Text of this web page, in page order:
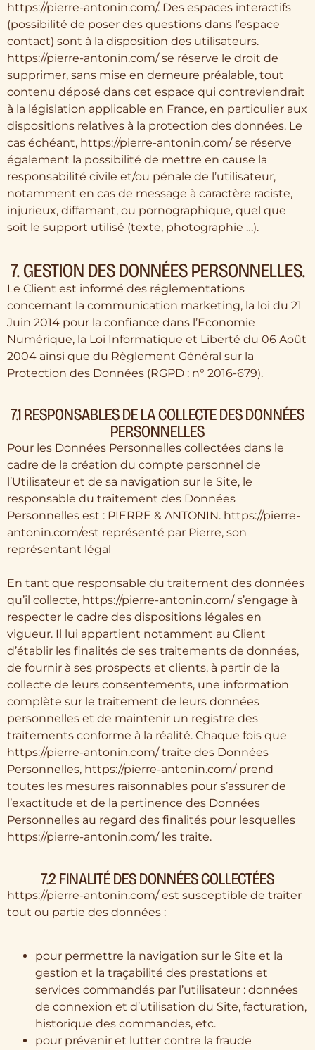
https://pierre-antonin.com/. Des espaces interactifs
(possibilité de poser des questions dans l’espace
contact) sont à la disposition des utilisateurs.
https://pierre-antonin.com/ se réserve le droit de
supprimer, sans mise en demeure préalable, tout
contenu déposé dans cet espace qui contreviendrait
à la législation applicable en France, en particulier aux
dispositions relatives à la protection des données. Le
cas échéant, https://pierre-antonin.com/ se réserve
également la possibilité de mettre en cause la
responsabilité civile et/ou pénale de l’utilisateur,
notamment en cas de message à caractère raciste,
injurieux, diffamant, ou pornographique, quel que
soit le support utilisé (texte, photographie …).
7. GESTION DES DONNÉES PERSONNELLES.
Le Client est informé des réglementations
concernant la communication marketing, la loi du 21
Juin 2014 pour la confiance dans l’Economie
Numérique, la Loi Informatique et Liberté du 06 Août
2004 ainsi que du Règlement Général sur la
Protection des Données (RGPD : n° 2016-679).
7.1 RESPONSABLES DE LA COLLECTE DES DONNÉES
PERSONNELLES
Pour les Données Personnelles collectées dans le
cadre de la création du compte personnel de
l’Utilisateur et de sa navigation sur le Site, le
responsable du traitement des Données
Personnelles est : PIERRE & ANTONIN. https://pierre-
antonin.com/est représenté par Pierre, son
représentant légal
En tant que responsable du traitement des données
qu’il collecte, https://pierre-antonin.com/ s’engage à
respecter le cadre des dispositions légales en
vigueur. Il lui appartient notamment au Client
d’établir les finalités de ses traitements de données,
de fournir à ses prospects et clients, à partir de la
collecte de leurs consentements, une information
complète sur le traitement de leurs données
personnelles et de maintenir un registre des
traitements conforme à la réalité. Chaque fois que
https://pierre-antonin.com/ traite des Données
Personnelles, https://pierre-antonin.com/ prend
toutes les mesures raisonnables pour s’assurer de
l’exactitude et de la pertinence des Données
Personnelles au regard des finalités pour lesquelles
https://pierre-antonin.com/ les traite.
7.2 FINALITÉ DES DONNÉES COLLECTÉES
https://pierre-antonin.com/ est susceptible de traiter
tout ou partie des données :
pour permettre la navigation sur le Site et la
gestion et la traçabilité des prestations et
services commandés par l’utilisateur : données
de connexion et d’utilisation du Site, facturation,
historique des commandes, etc.
pour prévenir et lutter contre la fraude